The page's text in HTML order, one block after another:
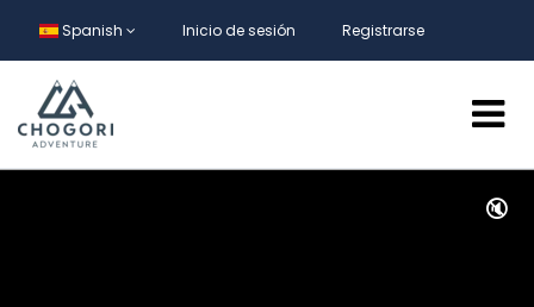
Spanish Inicio de sesión Registrarse
🔇